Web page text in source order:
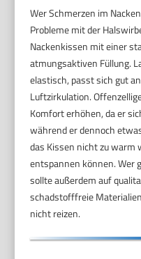
Wer Schmerzen im
Probleme mit der
Nackenkissen mit einer
atmungsaktiven Füllung.
elastisch, passt sich gut
Luftzirkulation.
Komfort erhöhen, da er
während er dennoch
das Kissen nicht zu warm
entspannen können. Wer
sollte außerdem auf
schadstofffreie
nicht reizen.